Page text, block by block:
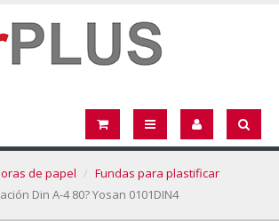
de papel
Fundas para plastificar
Din A-4 80? Yosan 0101DIN4